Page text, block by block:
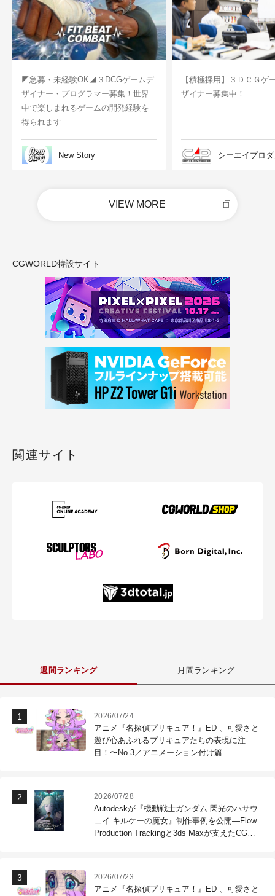
◤急募・未経験OK◢３DCGゲームデ
ザイナー・プログラマー募集！世界
中で楽しまれるゲームの開発経験を
得られます
New Story
【積極採用】３ＤＣＧゲ
ザイナー募集中！
シーエイプロ
VIEW MORE
CGWORLD特設サイト
関連サイト
週間ランキング 月間ランキング
2026/07/24
アニメ『名探偵プリキュア！』ED 、可愛さと
遊び心あふれるプリキュアたちの表現に注
目！〜No.3／アニメーション付け篇
2026/07/28
Autodeskが『機動戦士ガンダム 閃光のハサウ
ェイ キルケーの魔女』制作事例を公開―Flow
Production Trackingと3ds Maxが支えたCG制
2026/07/23
アニメ『名探偵プリキュア！』ED 、可愛さと